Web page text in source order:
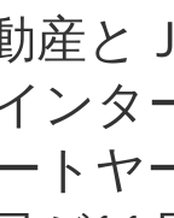
産と
ンタ
トヤ